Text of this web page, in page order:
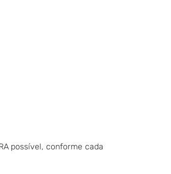
possível, conforme cada